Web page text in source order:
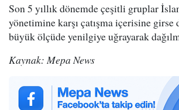
Son 5 yıllık dönemde çeşitli gruplar
yönetimine karşı çatışma içerisine girse
büyük ölçüde yenilgiye uğrayarak
Kaynak: Mepa News